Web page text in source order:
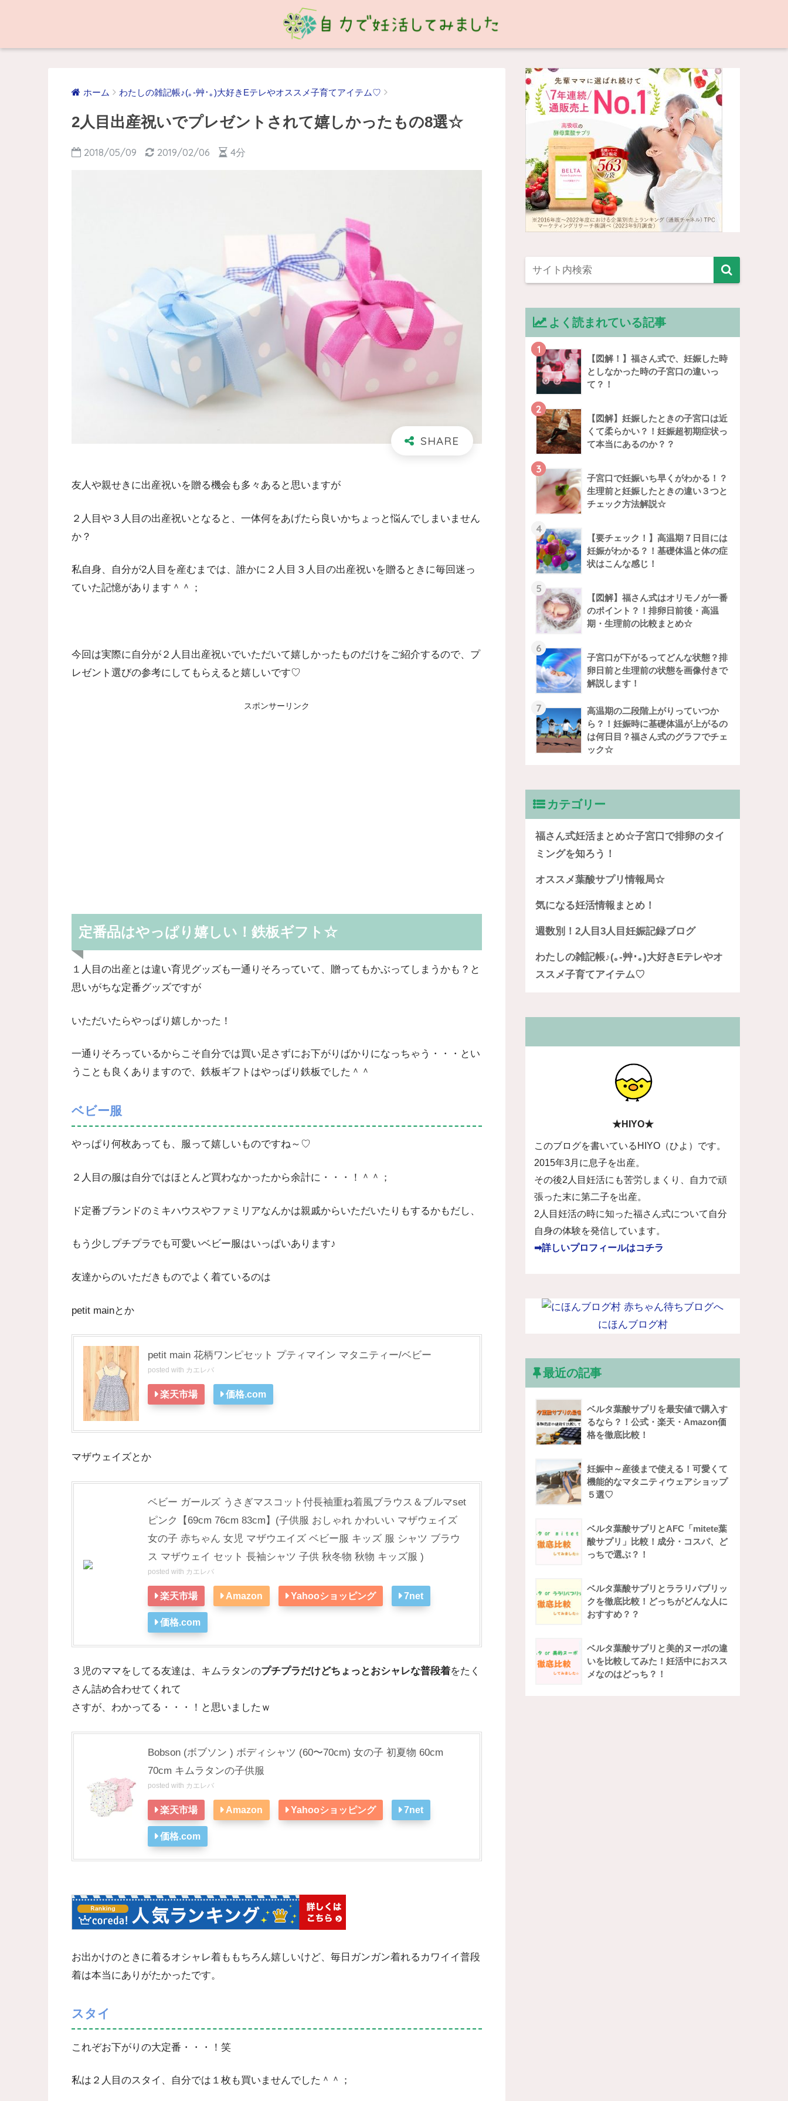
ホーム わたしの雑記帳♪(｡-艸･｡)大好きEテレやオススメ子育てアイテム♡
2人目出産祝いでプレゼントされて嬉しかったもの8選☆
2018/05/09 2019/02/06 4分
友人や親せきに出産祝いを贈る機会も多々あると思いますが
２人目や３人目の出産祝いとなると、一体何をあげたら良いかちょっと悩んでしまいません
か？
私自身、自分が2人目を産むまでは、誰かに２人目３人目の出産祝いを贈るときに毎回迷っ
ていた記憶があります＾＾；
今回は実際に自分が２人目出産祝いでいただいて嬉しかったものだけをご紹介するので、プ
レゼント選びの参考にしてもらえると嬉しいです♡
スポンサーリンク
定番品はやっぱり嬉しい！鉄板ギフト☆
１人目の出産とは違い育児グッズも一通りそろっていて、贈ってもかぶってしまうかも？と
思いがちな定番グッズですが
いただいたらやっぱり嬉しかった！
一通りそろっているからこそ自分では買い足さずにお下がりばかりになっちゃう・・・とい
うことも良くありますので、鉄板ギフトはやっぱり鉄板でした＾＾
ベビー服
やっぱり何枚あっても、服って嬉しいものですね～♡
２人目の服は自分ではほとんど買わなかったから余計に・・・！＾＾；
ド定番ブランドのミキハウスやファミリアなんかは親戚からいただいたりもするかもだし、
もう少しプチプラでも可愛いベビー服はいっぱいあります♪
友達からのいただきものでよく着ているのは
petit mainとか
petit main 花柄ワンピセット プティマイン マタニティー/ベビー
posted with カエレバ
楽天市場 価格.com
マザウェイズとか
ベビー ガールズ うさぎマスコット付長袖重ね着風ブラウス＆ブルマset
ピンク【69cm 76cm 83cm】(子供服 おしゃれ かわいい マザウェイズ
女の子 赤ちゃん 女児 マザウエイズ ベビー服 キッズ 服 シャツ ブラウ
ス マザウェイ セット 長袖シャツ 子供 秋冬物 秋物 キッズ服 )
posted with カエレバ
楽天市場 Amazon Yahooショッピング 7net
価格.com
３児のママをしてる友達は、キムラタンのプチプラだけどちょっとおシャレな普段着をたく
さん詰め合わせてくれて
さすが、わかってる・・・！と思いましたｗ
Bobson (ボブソン ) ボディシャツ (60〜70cm) 女の子 初夏物 60cm
70cm キムラタンの子供服
posted with カエレバ
楽天市場 Amazon Yahooショッピング 7net
価格.com
お出かけのときに着るオシャレ着ももちろん嬉しいけど、毎日ガンガン着れるカワイイ普段
着は本当にありがたかったです。
スタイ
これぞお下がりの大定番・・・！笑
私は２人目のスタイ、自分では１枚も買いませんでした＾＾；
よく読まれている記事
1
【図解！】福さん式で、妊娠した時
としなかった時の子宮口の違いっ
て？！
2
【図解】妊娠したときの子宮口は近
くて柔らかい？！妊娠超初期症状っ
て本当にあるのか？？
3
子宮口で妊娠いち早くがわかる！？
生理前と妊娠したときの違い３つと
チェック方法解説☆
4
【要チェック！】高温期７日目には
妊娠がわかる？！基礎体温と体の症
状はこんな感じ！
5
【図解】福さん式はオリモノが一番
のポイント？！排卵日前後・高温
期・生理前の比較まとめ☆
6
子宮口が下がるってどんな状態？排
卵日前と生理前の状態を画像付きで
解説します！
7
高温期の二段階上がりっていつか
ら？！妊娠時に基礎体温が上がるの
は何日目？福さん式のグラフでチェ
ック☆
カテゴリー
福さん式妊活まとめ☆子宮口で排卵のタイ
ミングを知ろう！
オススメ葉酸サプリ情報局☆
気になる妊活情報まとめ！
週数別！2人目3人目妊娠記録ブログ
わたしの雑記帳♪(｡-艸･｡)大好きEテレやオ
ススメ子育てアイテム♡
★HIYO★
このブログを書いているHIYO（ひよ）です。
2015年3月に息子を出産。
その後2人目妊活にも苦労しまくり、自力で頑
張った末に第二子を出産。
2人目妊活の時に知った福さん式について自分
自身の体験を発信しています。
➡詳しいプロフィールはコチラ
にほんブログ村
最近の記事
ベルタ葉酸サプリを最安値で購入す
るなら？！公式・楽天・Amazon価
格を徹底比較！
妊娠中～産後まで使える！可愛くて
機能的なマタニティウェアショップ
５選♡
ベルタ葉酸サプリとAFC「mitete葉
酸サプリ」比較！成分・コスパ、ど
っちで選ぶ？！
ベルタ葉酸サプリとララリパブリッ
クを徹底比較！どっちがどんな人に
おすすめ？？
ベルタ葉酸サプリと美的ヌーボの違
いを比較してみた！妊活中におスス
メなのはどっち？！